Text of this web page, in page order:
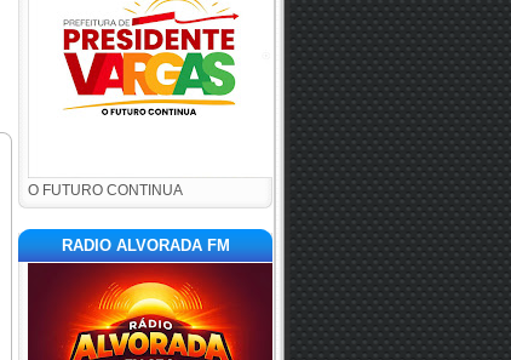
O FUTURO CONTINUA
RADIO ALVORADA FM